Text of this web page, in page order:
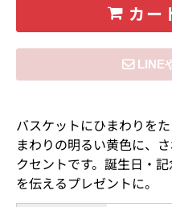
カー
住所を知らない
バスケットにひまわりを
まわりの明るい黄色に、
クセントです。誕生日・
を伝えるプレゼントに。